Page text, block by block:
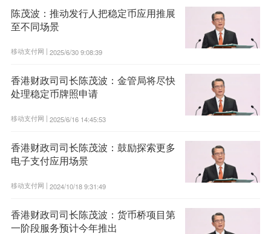
陈茂波：推动发行人把稳定币应用推展
至不同场景
移动支付网 | 2025/6/30 9:08:39
香港财政司司长陈茂波：金管局将尽快
处理稳定币牌照申请
移动支付网 | 2025/6/16 14:45:53
香港财政司司长陈茂波：鼓励探索更多
电子支付应用场景
移动支付网 | 2024/10/18 9:31:49
香港财政司司长陈茂波：货币桥项目第
一阶段服务预计今年推出